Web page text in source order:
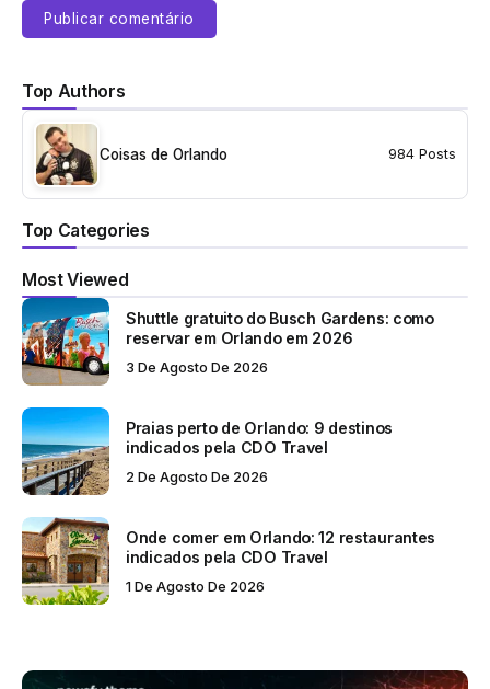
Top Authors
Coisas de Orlando 984 Posts
Top Categories
Most Viewed
Shuttle gratuito do Busch Gardens: como
reservar em Orlando em 2026
3 De Agosto De 2026
Praias perto de Orlando: 9 destinos
indicados pela CDO Travel
2 De Agosto De 2026
Onde comer em Orlando: 12 restaurantes
indicados pela CDO Travel
1 De Agosto De 2026